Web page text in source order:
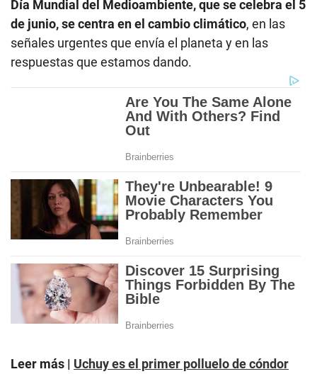
Día Mundial del Medioambiente, que se celebra el 5
de junio, se centra en el cambio climático, en las
señales urgentes que envía el planeta y en las
respuestas que estamos dando.
Leer más | Uchuy es el primer polluelo de cóndor